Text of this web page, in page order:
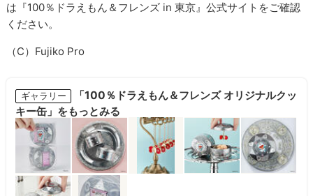
は『100％ドラえもん＆フレンズ in 東京』公式サイトをご確認
ください。
（C）Fujiko Pro
ギャラリー
「100％ドラえもん＆フレンズ オリジナルクッ
キー缶」をもっとみる